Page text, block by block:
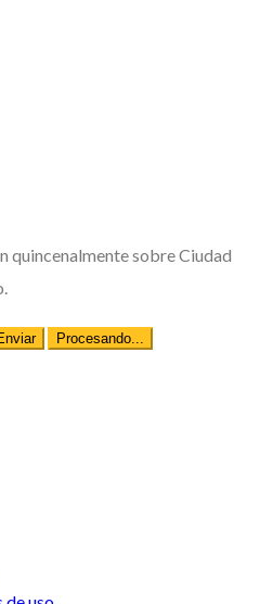
quincenalmente sobre Ciudad